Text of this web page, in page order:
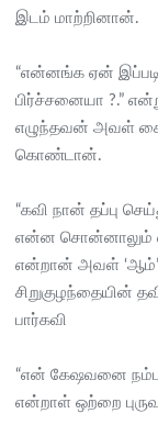
இடம் மாற்றினான்.
“என்னங்க ஏன்
பிர்ச்சனையா ?.”
எழுந்தவன் அவள்
கொண்டான்.
“கவி நான் தப்பு
என்ன சொன்னாலும்
என்றான் அவள் ‘ஆம்’
சிறுகுழந்தையின்
பார்கவி
“என் கேஷவனை
என்றாள் ஒற்றை